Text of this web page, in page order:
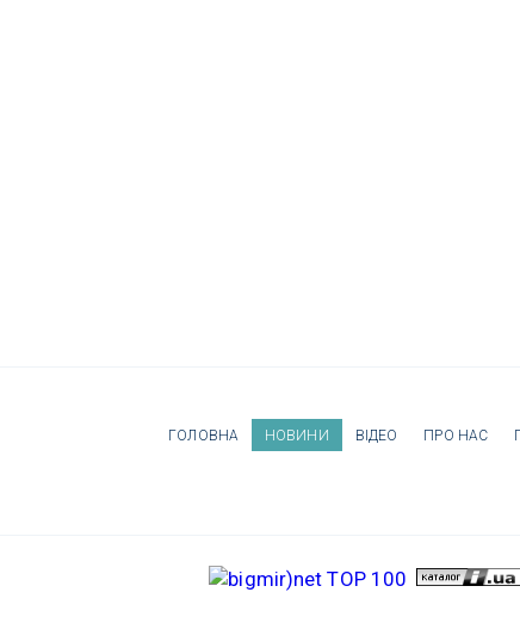
ГОЛОВНА НОВИНИ ВІДЕО ПРО НАС